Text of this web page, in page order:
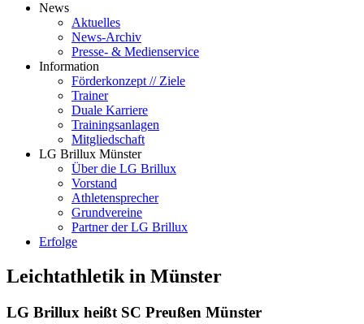
News
Aktuelles
News-Archiv
Presse- & Medienservice
Information
Förderkonzept // Ziele
Trainer
Duale Karriere
Trainingsanlagen
Mitgliedschaft
LG Brillux Münster
Über die LG Brillux
Vorstand
Athletensprecher
Grundvereine
Partner der LG Brillux
Erfolge
Leichtathletik in Münster
LG Brillux heißt SC Preußen Münster